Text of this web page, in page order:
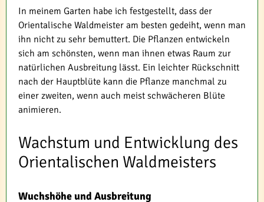
In meinem Garten habe ich festgestellt, dass der
Orientalische Waldmeister am besten gedeiht, wenn man
ihn nicht zu sehr bemuttert. Die Pflanzen entwickeln
sich am schönsten, wenn man ihnen etwas Raum zur
natürlichen Ausbreitung lässt. Ein leichter Rückschnitt
nach der Hauptblüte kann die Pflanze manchmal zu
einer zweiten, wenn auch meist schwächeren Blüte
animieren.
Wachstum und Entwicklung des
Orientalischen Waldmeisters
Wuchshöhe und Ausbreitung